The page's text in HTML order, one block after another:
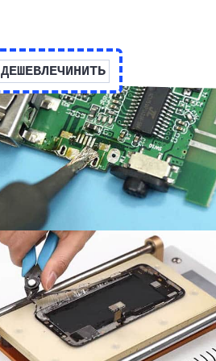
ДЕШЕВЛЕЧИНИТЬ